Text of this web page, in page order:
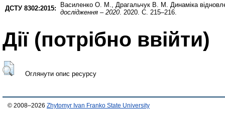
ДСТУ 8302:2015:
Василенко О. М. Драгальчук В. М.
Динаміка
дослідження – 2020. 2020. С. 215–216.
Дії ​​(потрібно ввійти)
Оглянути опис ресурсу
© 2008–2026 Zhytomyr Ivan Franko State University